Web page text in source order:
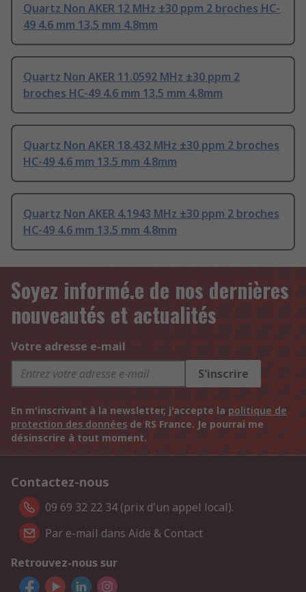
Quartz Non AKER 12 MHz ±30 ppm 2 broches HC-
49 4.6 mm 13.5 mm 4.8mm
Quartz Non AKER 11.0592 MHz ±30 ppm 2
broches HC-49 4.6 mm 13.5 mm 4.8mm
Quartz Non AKER 18.432 MHz ±30 ppm 2 broches
HC-49 4.6 mm 13.5 mm 4.8mm
Quartz Non AKER 4.1943 MHz ±30 ppm 2 broches
HC-49 4.6 mm 13.5 mm 4.8mm
Soyez informé.e de nos dernières
nouveautés et actualités
Votre adresse e-mail
S'inscrire
En m'inscrivant à la newsletter, j'accepte la politique de
protection des données de RS France. Je pourrai me
désinscrire à tout moment.
Contactez-nous
09 69 32 22 34 (prix d'un appel local).
Par e-mail dans Aide & Contact
Retrouvez-nous sur